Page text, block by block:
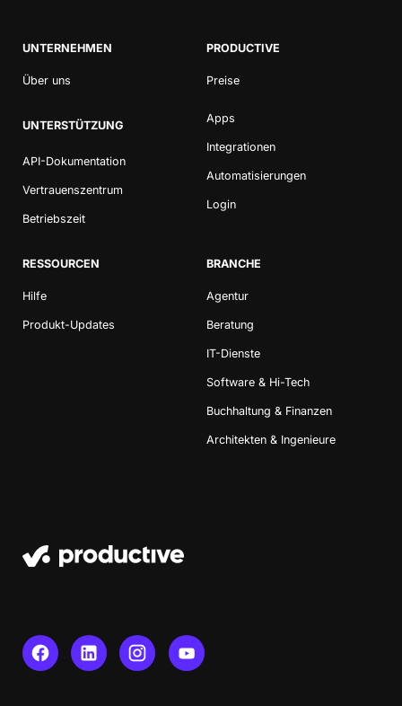
UNTERNEHMEN
Über uns
UNTERSTÜTZUNG
API-Dokumentation
Vertrauenszentrum
Betriebszeit
PRODUCTIVE
Preise
Apps
Integrationen
Automatisierungen
Login
RESSOURCEN
Hilfe
Produkt-Updates
BRANCHE
Agentur
Beratung
IT-Dienste
Software & Hi-Tech
Buchhaltung & Finanzen
Architekten & Ingenieure